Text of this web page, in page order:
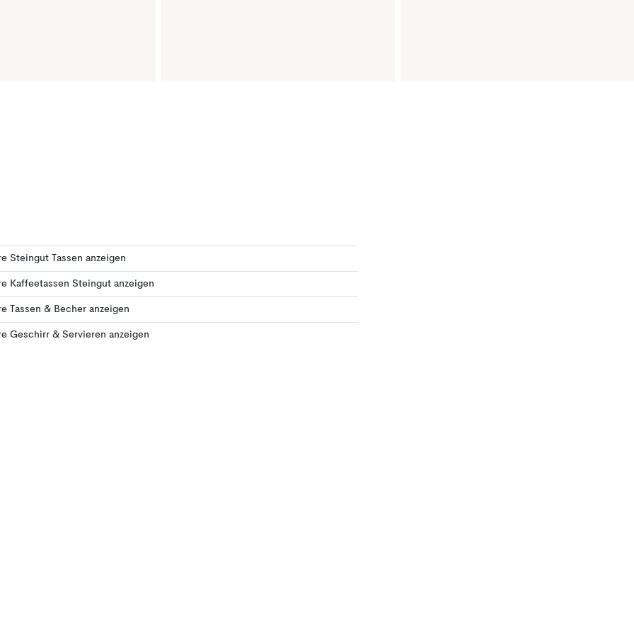
Steingut Tassen anzeigen
Kaffeetassen Steingut anzeigen
Tassen & Becher anzeigen
Geschirr & Servieren anzeigen